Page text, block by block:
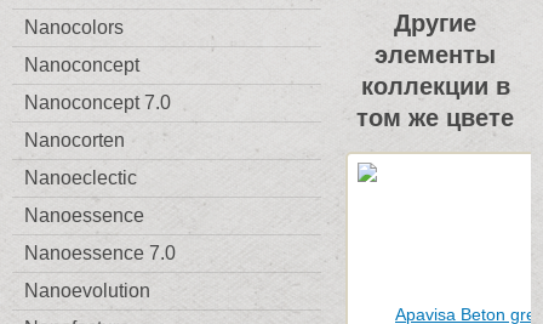
Nanocolors
Nanoconcept
Nanoconcept 7.0
Nanocorten
Nanoeclectic
Nanoessence
Nanoessence 7.0
Nanoevolution
Другие
элементы
коллекции в
том же цвете